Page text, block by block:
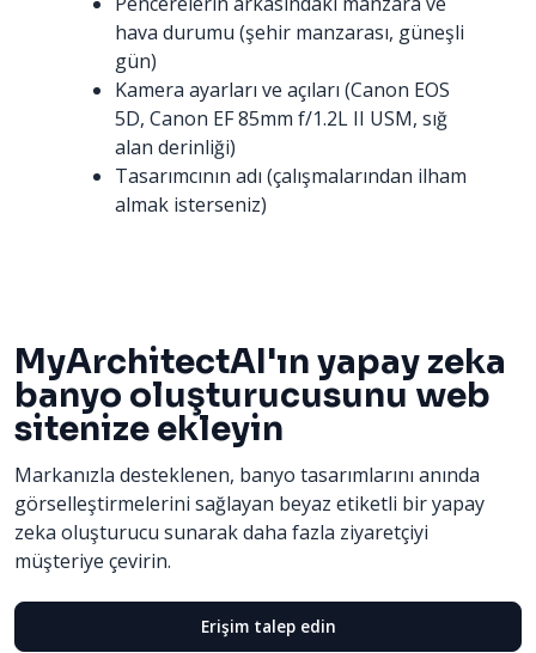
hava durumu (şehir manzarası, güneşli
gün)
Kamera ayarları ve açıları (Canon EOS
5D, Canon EF 85mm f/1.2L II USM, sığ
alan derinliği)
Tasarımcının adı (çalışmalarından ilham
almak isterseniz)
MyArchitectAI'ın yapay zeka
banyo oluşturucusunu web
sitenize ekleyin
Markanızla desteklenen, banyo tasarımlarını anında
görselleştirmelerini sağlayan beyaz etiketli bir yapay
zeka oluşturucu sunarak daha fazla ziyaretçiyi
müşteriye çevirin.
Erişim talep edin